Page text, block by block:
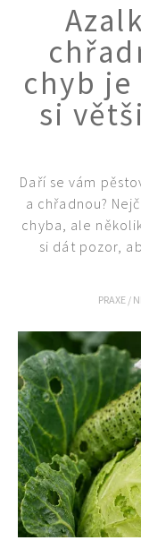
chyb
si
Daří se vám
a chřadnou?
chyba, ale
si dát pozor,
PRAXE /